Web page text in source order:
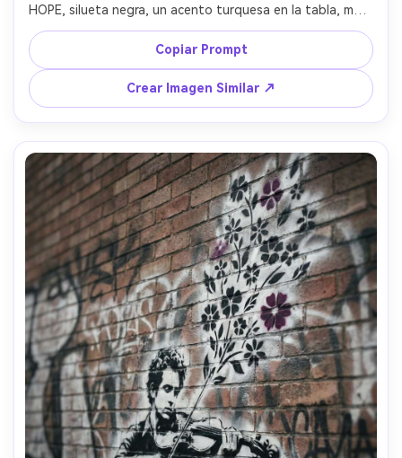
HOPE, silueta negra, un acento turquesa en la tabla, muro
de concreto áspero con arañazos, goteos de pintura del
letrero, movimiento diagonal dinámico, ambiente rebelde,
espacio negativo audaz arriba, lente de 85 mm, poca
profundidad de campo, iluminación suave cinematográfica
--ar 4:5
Copiar Prompt
Crear Imagen Similar ↗